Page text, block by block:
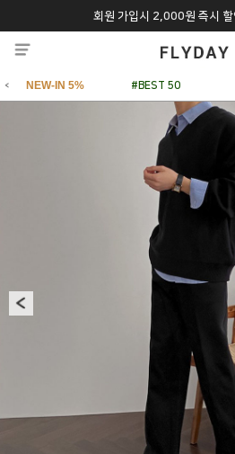
회원 가입시 2,000원 즉시 할
추석 특별 할인 10~20% 9/6 화 ~
NEW-IN 5% #BEST 50